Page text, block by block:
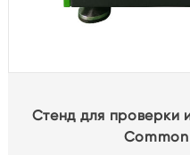
Стенд для проверки
Common